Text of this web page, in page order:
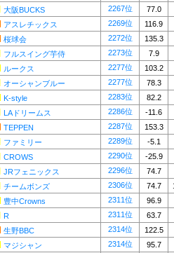
大阪BUCKS 2267位
77.0
アスレチックス 2269位
116.9
桜球会 2272位
135.3
フルスイング芋侍 2273位
7.9
ルークス 2277位
103.2
オーシャンブルー 2277位
78.3
K-style 2283位
82.2
LAドリームス 2286位
-11.6
TEPPEN 2287位
153.3
ファミリー 2289位
-5.1
CROWS 2290位
-25.9
JRフェニックス 2296位
74.7
チームボンズ 2306位 74.7
豊中Crowns 2311位
96.9
R 2311位
63.7
生野BBC 2314位
122.5
マジシャン 2314位 95.7